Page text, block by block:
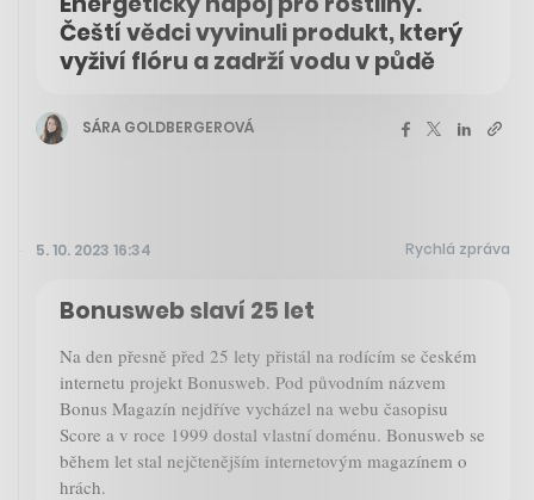
Čeští vědci vyvinuli produkt, který
vyživí flóru a zadrží vodu v půdě
SÁRA GOLDBERGEROVÁ
5. 10. 2023 16:34 Rychlá zpráva
Bonusweb slaví 25 let
Na den přesně před 25 lety přistál na rodícím se českém
internetu projekt Bonusweb. Pod původním názvem
Bonus Magazín nejdříve vycházel na webu časopisu
Score a v roce 1999 dostal vlastní doménu. Bonusweb se
během let stal nejčtenějším internetovým magazínem o
hrách.